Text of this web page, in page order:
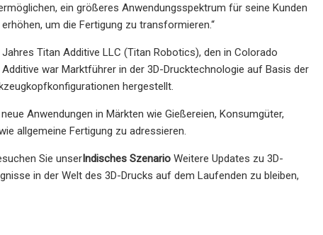
ein größeres Anwendungsspektrum für seine Kunden
um die Fertigung zu transformieren.“
Titan Additive LLC (Titan Robotics), den in Colorado
war Marktführer in der 3D-Drucktechnologie auf Basis der
hergestellt.
Anwendungen in Märkten wie Gießereien, Konsumgüter,
allgemeine Fertigung zu adressieren.
Sie unserIndisches Szenario Weitere Updates zu 3D-
in der Welt des 3D-Drucks auf dem Laufenden zu bleiben,